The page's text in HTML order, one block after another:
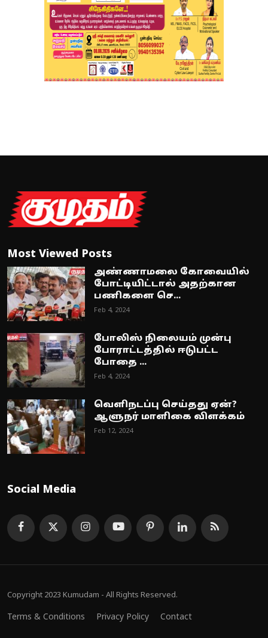
Most Viewed Posts
அண்ணாமலை கோவையில்
போட்டியிட்டால் அதற்கான
பணிகளை செ...
Feb 4, 2024
போலிஸ் நிலையம் முன்பு
போராட்டத்தில் ஈடுபட்ட
போதை ...
Feb 4, 2024
வெளிநடப்பு செய்தது ஏன்?
ஆளுநர் மாளிகை விளக்கம்
Feb 12, 2024
Social Media
Copyright 2023 Kumudam - All Rights Reserved.
Terms & Conditions Privacy Policy Contact